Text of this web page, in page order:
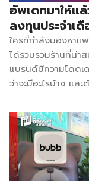
อัพเดทมาให้แ
ลงทุนประจำเ
ใครที่กำลังมองหาแ
ได้รวบรวมร้านที่น่า
แบรนด์มีความโดดเ
ว่าจะมีอะไรบ้าง แ
เทศใต้หวัน ยังมีเมนู
กาแฟ นม โซดา ช
แบรนด์ Aru Cha :
สร้างอาชีพ มีมาตรฐ
ต้องการเปิดร้านชา